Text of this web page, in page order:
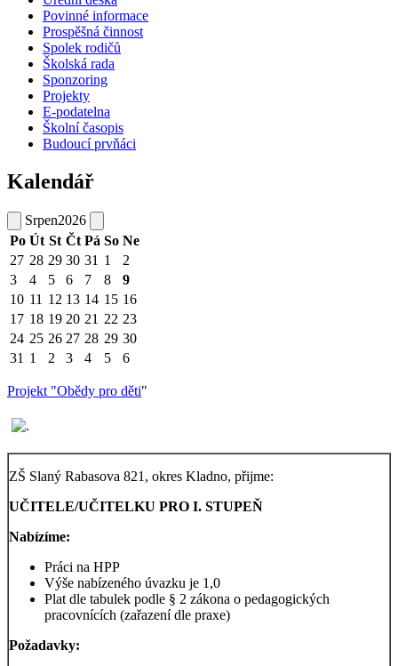
Povinné informace
Prospěšná činnost
Spolek rodičů
Školská rada
Sponzoring
Projekty
E-podatelna
Školní časopis
Budoucí prvňáci
Kalendář
Srpen2026
Po Út St Čt Pá So Ne
27 28 29 30 31 1
2
3
4 5 6 7 8
9
10 11 12 13 14 15 16
17 18 19 20 21 22 23
24 25 26 27 28 29 30
31 1 2 3 4 5 6
Projekt "Obědy pro děti"
ZŠ Slaný Rabasova 821, okres Kladno, přijme:
UČITELE/UČITELKU PRO I. STUPEŇ
Nabízíme:
Práci na HPP
Výše nabízeného úvazku je 1,0
Plat dle tabulek podle § 2 zákona o pedagogických
pracovnících (zařazení dle praxe)
Požadavky: